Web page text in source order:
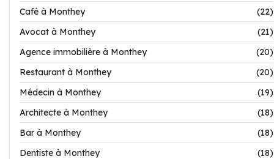
Café à Monthey
(22)
Avocat à Monthey
(21)
Agence immobilière à Monthey
(20)
Restaurant à Monthey
(20)
Médecin à Monthey
(19)
Architecte à Monthey
(18)
Bar à Monthey
(18)
Dentiste à Monthey
(18)